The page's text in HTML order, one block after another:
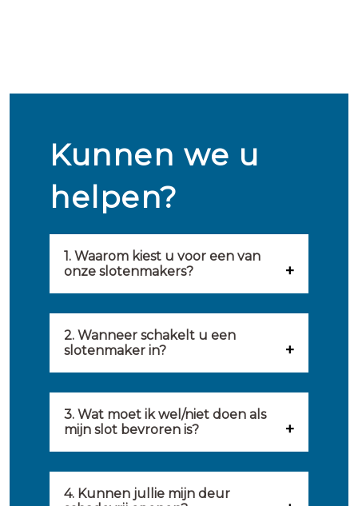
Kunnen we u
helpen?
1. Waarom kiest u voor een van
onze slotenmakers?
geselecteerd op kwaliteit,
partij om u van dienst te zijn.
ernaar om binnen 20 minuten
ter plaatse te zijn om u een
2. Wanneer schakelt u een
slotenmaker in?
slotenmaker inschakelen
wanneer: u uzelf heeft
meer functioneert, er
3. Wat moet ik wel/niet doen als
mijn slot bevroren is?
komt het wel eens voor dat
4. Kunnen jullie mijn deur